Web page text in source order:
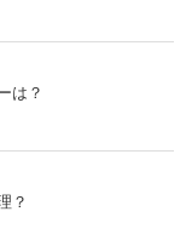
は？
？